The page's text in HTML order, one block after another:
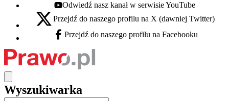
Youtube - otwiera się w nowej karcie
Odwiedź nasz kanał w serwisie YouTube
X - otwiera się w nowej karcie
Przejdź do naszego profilu na X (dawniej Twitter)
Facebook - otwiera się w nowej karcie
Przejdź do naszego profilu na Facebooku
Wyszukiwarka